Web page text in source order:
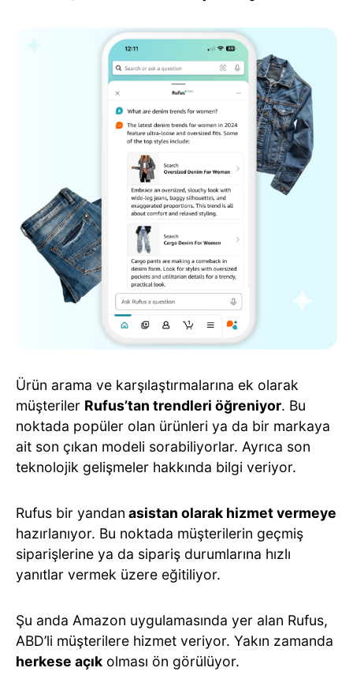
Ürün arama ve karşılaştırmalarına ek olarak
müşteriler Rufus’tan trendleri öğreniyor. Bu
noktada popüler olan ürünleri ya da bir markaya
ait son çıkan modeli sorabiliyorlar. Ayrıca son
teknolojik gelişmeler hakkında bilgi veriyor.
Rufus bir yandan asistan olarak hizmet vermeye
hazırlanıyor. Bu noktada müşterilerin geçmiş
siparişlerine ya da sipariş durumlarına hızlı
yanıtlar vermek üzere eğitiliyor.
Şu anda Amazon uygulamasında yer alan Rufus,
ABD’li müşterilere hizmet veriyor. Yakın zamanda
herkese açık olması ön görülüyor.